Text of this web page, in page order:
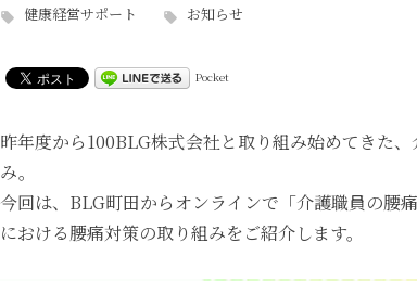
健康経営サポート
お知らせ
Pocket
昨年度から100BLG株式会社と取り組み始めてきた
み。
今回は、BLG町田からオンラインで「介護職員の腰
における腰痛対策の取り組みをご紹介します。